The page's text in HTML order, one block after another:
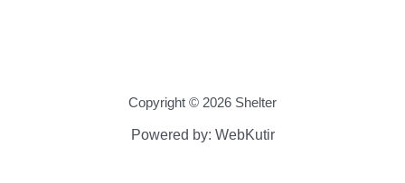
Copyright © 2026 Shelter
Powered by: WebKutir